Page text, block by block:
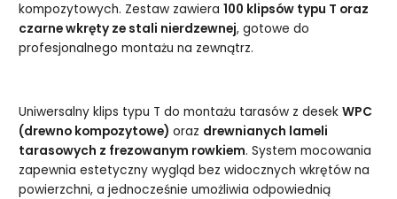
kompozytowych. Zestaw zawiera100 klipsów typu T oraz
czarne wkręty ze stali nierdzewnej, gotowe do
profesjonalnego montażu na zewnątrz.
Uniwersalny klips typu T do montażu tarasów z desekWPC
(drewno kompozytowe) oraz drewnianych lameli
tarasowych z frezowanym rowkiem. System mocowania
zapewnia estetyczny wygląd bez widocznych wkrętów na
powierzchni, a jednocześnie umożliwia odpowiednią